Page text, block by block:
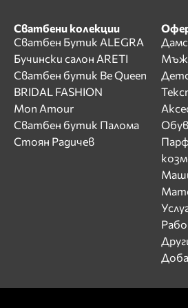
Сватбени колекции
Сватбен Бутик ALEGRA
Бучински салон ARETI
Сватбен бутик Be Queen
BRIDAL FASHION
Mon Amour
Сватбен бутик Палома
Стоян Радичев